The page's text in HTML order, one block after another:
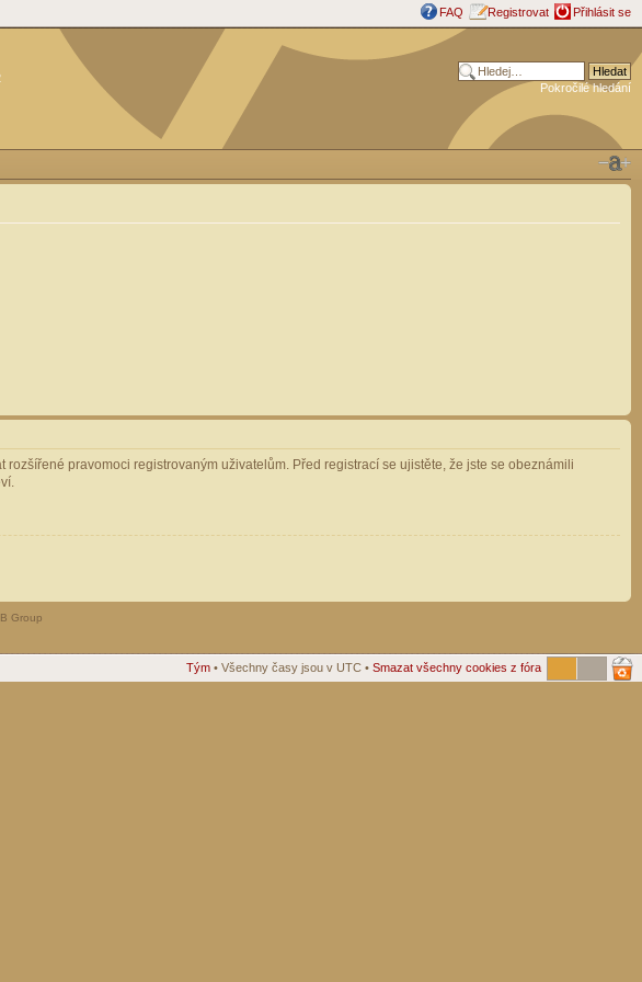
FAQ Registrovat Přihlásit se
Pokročilé hledání
pravomoci registrovaným uživatelům. Před registrací se ujistěte, že jste se obeznámili
Group
Tým • Všechny časy jsou v UTC • Smazat všechny cookies z fóra